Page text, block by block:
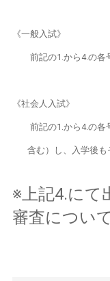
《一般入試》
前記の1.から4.の各
《社会人入試》
前記の1.から4.の各号
含む）し、入学後も
※上記4.にて
審査につい